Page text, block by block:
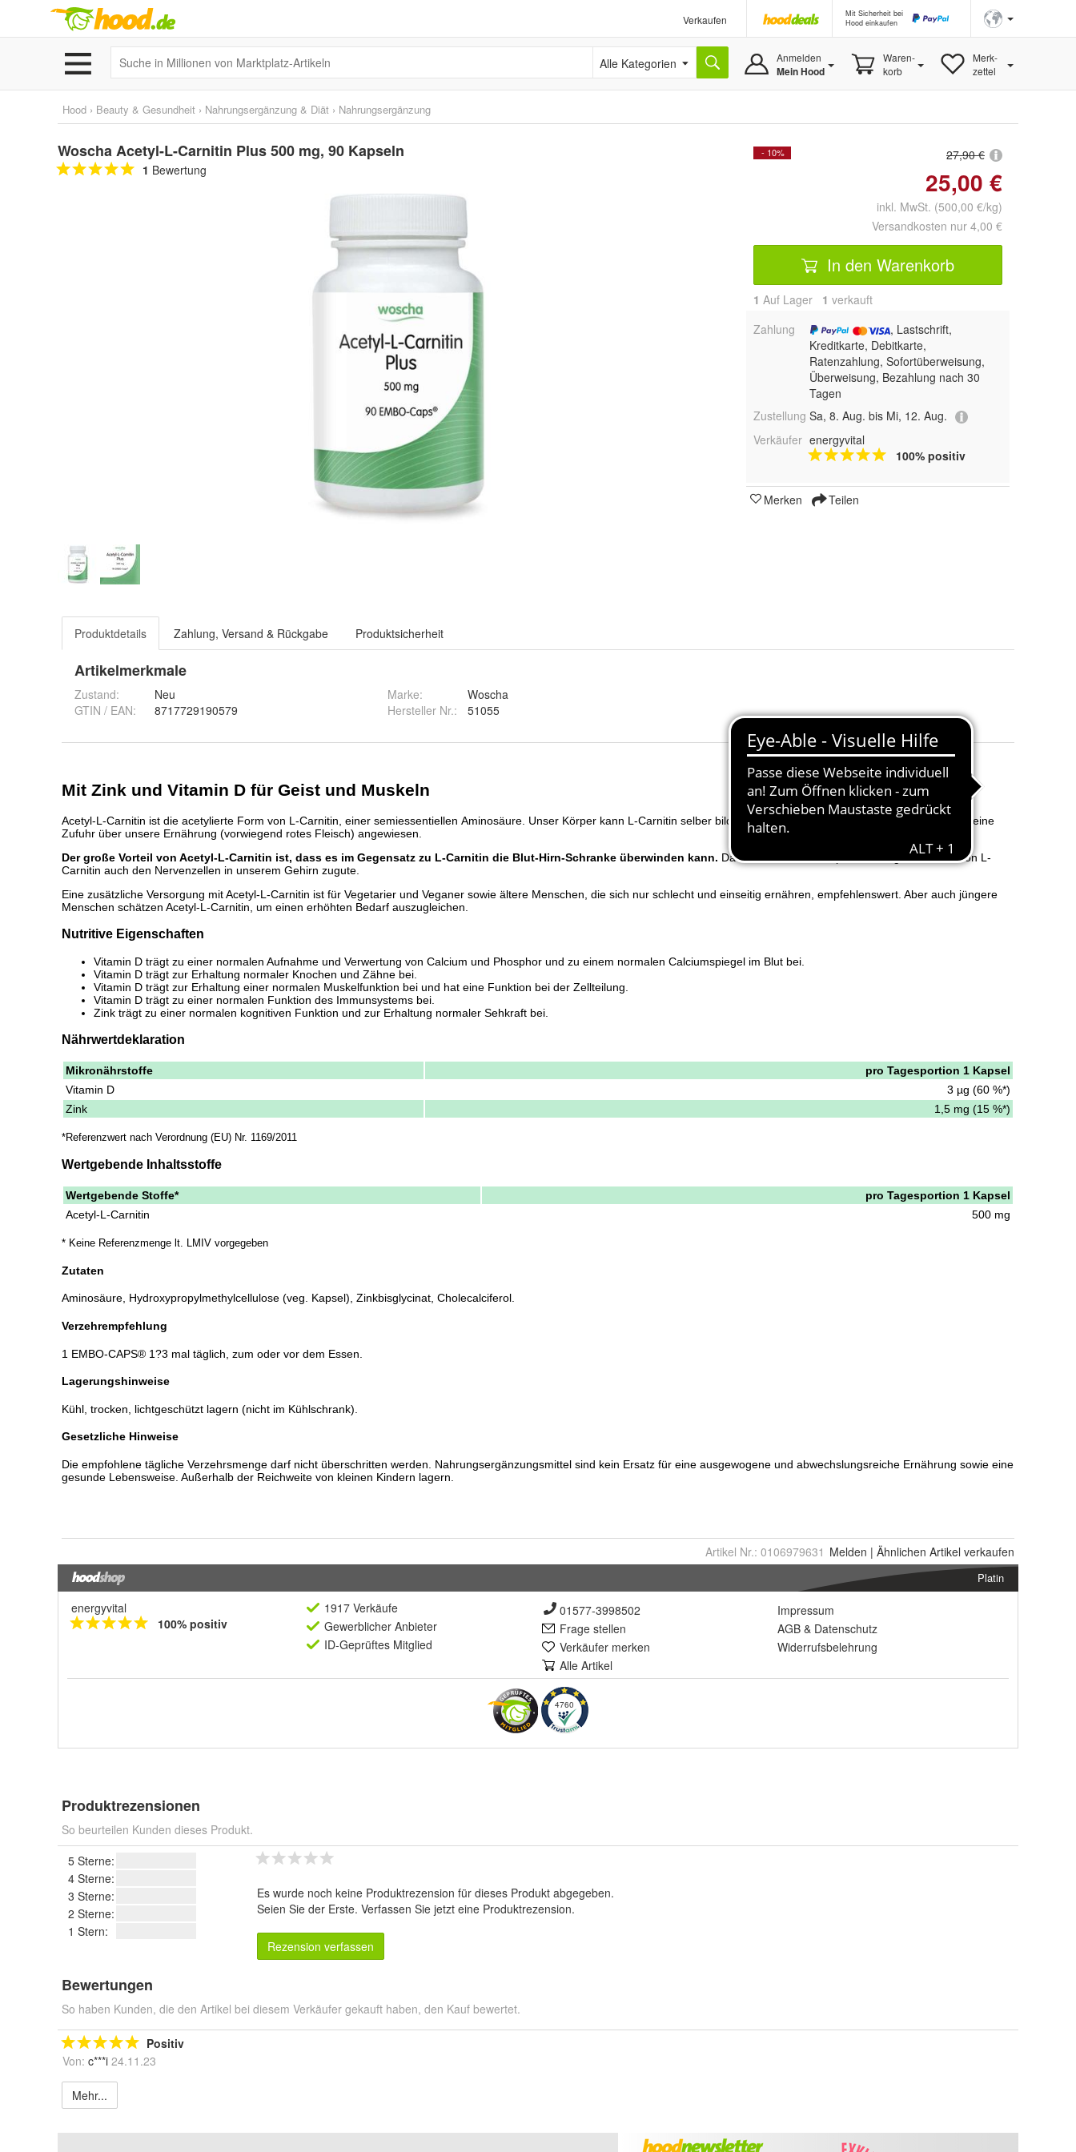
Verkaufen
Mit Sicherheit bei
Hood einkaufen
Alle Kategorien Anmelden
Mein Hood
Waren-
korb
Merk-
zettel
Hood › Beauty & Gesundheit › Nahrungsergänzung & Diät › Nahrungsergänzung
Woscha Acetyl-L-Carnitin Plus 500 mg, 90 Kapseln
1 Bewertung
- 10% 27,90 €
25,00 €
inkl. MwSt. (500,00 €/kg)
Versandkosten nur 4,00 €
In den Warenkorb
1 Auf Lager 1 verkauft
Zahlung
, Lastschrift,
Kreditkarte, Debitkarte,
Ratenzahlung, Sofortüberweisung,
Überweisung, Bezahlung nach 30
Tagen
Zustellung Sa, 8. Aug. bis Mi, 12. Aug.
Verkäufer energyvital
100% positiv
Merken Teilen
Produktdetails Zahlung, Versand & Rückgabe Produktsicherheit
Artikelmerkmale
Zustand:
Neu
GTIN / EAN:
8717729190579
Marke:
Woscha
Hersteller Nr.:
51055
Artikel Nr.: 0106979631 Melden | Ähnlichen Artikel verkaufen
Platin
energyvital
100% positiv
1917 Verkäufe
Gewerblicher Anbieter
ID-Geprüftes Mitglied
01577-3998502
Frage stellen
Verkäufer merken
Alle Artikel
Impressum
AGB & Datenschutz
Widerrufsbelehrung
4760
Produktrezensionen
So beurteilen Kunden dieses Produkt.
5 Sterne:
4 Sterne:
3 Sterne:
2 Sterne:
1 Stern:
Es wurde noch keine Produktrezension für dieses Produkt abgegeben.
Seien Sie der Erste. Verfassen Sie jetzt eine Produktrezension.
Rezension verfassen
Bewertungen
So haben Kunden, die den Artikel bei diesem Verkäufer gekauft haben, den Kauf bewertet.
Positiv
Von: c***i 24.11.23
Mehr...